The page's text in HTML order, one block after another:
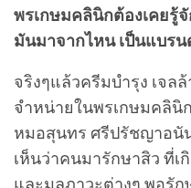
พรเกษมคลินิกต้องเคยรู้
มันมาจากไหน เป็นแบร
จริงๆแล้วครีมบำรุง เจล
จำหน่ายในพรเกษมคลิ
หมอสุนทร ศรีปรัชญาอนั
เห็นว่าคนมารักษาสิว ที่เ
และมลภาวะต่างๆ พอรั